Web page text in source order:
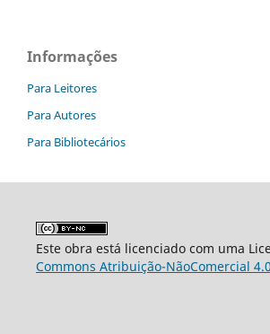
Informações
Para Leitores
Para Autores
Para Bibliotecários
Este obra está licenciado com uma
Commons Atribuição-NãoComercial